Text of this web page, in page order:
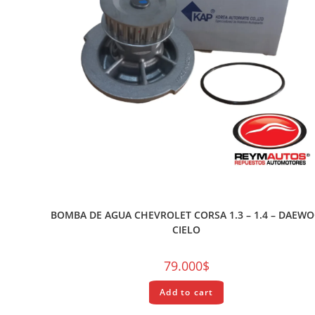
BOMBA DE AGUA CHEVROLET CORSA 1.3 – 1.4 –
CIELO
79.000$
Add to cart